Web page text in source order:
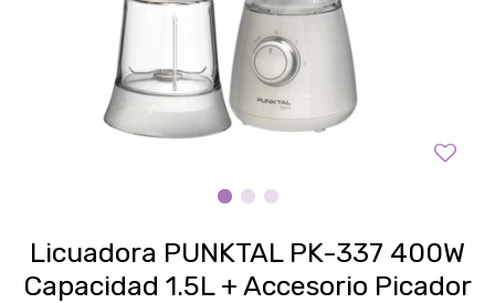
Licuadora PUNKTAL PK-337 400W
Capacidad 1.5L + Accesorio Picador